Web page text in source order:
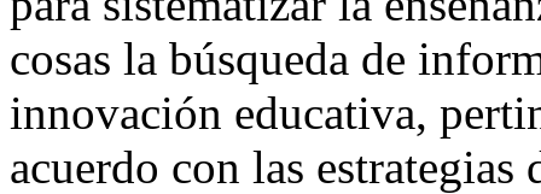
cosas la búsqueda de
innovación educativa,
acuerdo con las estrategias